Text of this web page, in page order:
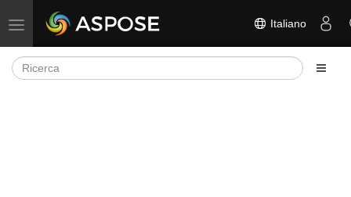
Attiva/disattiva la navigazione Italiano